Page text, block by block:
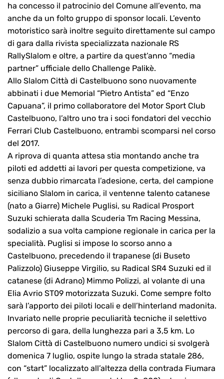
ha concesso il patrocinio del Comune all’evento, ma
anche da un folto gruppo di sponsor locali. L’evento
motoristico sarà inoltre seguito direttamente sul campo
di gara dalla rivista specializzata nazionale RS
RallySlalom e oltre, a partire da quest’anno “media
partner” ufficiale dello Challenge Palikè.
Allo Slalom Città di Castelbuono sono nuovamente
abbinati i due Memorial “Pietro Antista” ed “Enzo
Capuana”, il primo collaboratore del Motor Sport Club
Castelbuono, l’altro uno tra i soci fondatori del vecchio
Ferrari Club Castelbuono, entrambi scomparsi nel corso
del 2017.
A riprova di quanta attesa stia montando anche tra
piloti ed addetti ai lavori per questa competizione, va
senza dubbio rimarcata l’adesione, certa, del campione
siciliano Slalom in carica, il ventenne talento catanese
(nato a Giarre) Michele Puglisi, su Radical Prosport
Suzuki schierata dalla Scuderia Tm Racing Messina,
sodalizio a sua volta campione regionale in carica per la
specialità. Puglisi si impose lo scorso anno a
Castelbuono, precedendo il trapanese (di Buseto
Palizzolo) Giuseppe Virgilio, su Radical SR4 Suzuki ed il
catanese (di Adrano) Mimmo Polizzi, al volante di una
Elia Avrio ST09 motorizzata Suzuki. Come sempre folto
sarà l’apporto dei piloti locali e dell’hinterland madonita.
Invariato nelle proprie peculiarità tecniche il selettivo
percorso di gara, della lunghezza pari a 3,5 km. Lo
Slalom Città di Castelbuono numero undici si svolgerà
domenica 7 luglio, ospite lungo la strada statale 286,
con “start” localizzato all’altezza della contrada Fiumara